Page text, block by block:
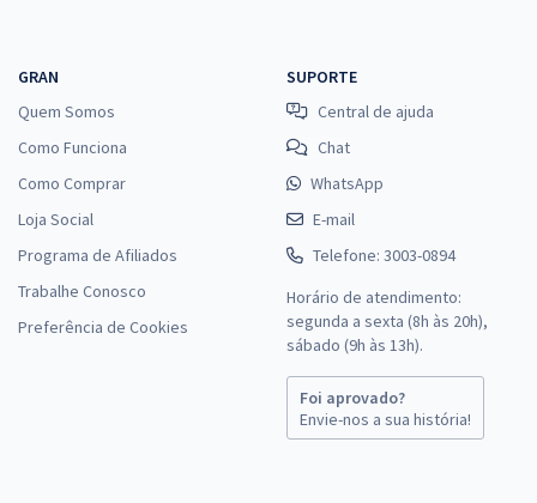
GRAN
Quem Somos
Como Funciona
Como Comprar
Loja Social
Programa de Afiliados
Trabalhe Conosco
Preferência de Cookies
SUPORTE
Central de ajuda
Chat
WhatsApp
E-mail
Telefone: 3003-0894
Horário de atendimento:
segunda a sexta (8h às 20h),
sábado (9h às 13h).
Foi aprovado?
Envie-nos a sua história!